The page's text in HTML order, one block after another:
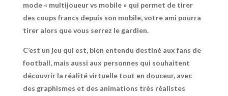
mode « multijoueur vs mobile » qui permet de tirer
des coups francs depuis son mobile, votre ami pourra
tirer alors que vous serrez le gardien.
C’est un jeu qui est, bien entendu destiné aux fans de
football, mais aussi aux personnes qui souhaitent
découvrir la réalité virtuelle tout en douceur, avec
des graphismes et des animations très réalistes